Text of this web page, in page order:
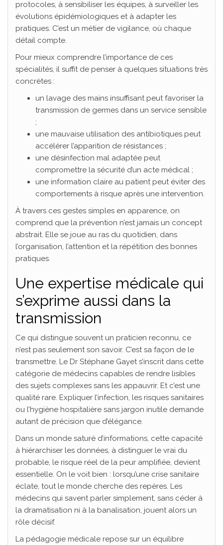
protocoles, à sensibiliser les équipes, à surveiller les
évolutions épidémiologiques et à adapter les
pratiques. C’est un métier de vigilance, où chaque
détail compte.
Pour mieux comprendre l’importance de ces
spécialités, il suffit de penser à quelques situations très
concrètes :
un lavage des mains insuffisant peut favoriser la
transmission de germes dans un service sensible
;
une mauvaise utilisation des antibiotiques peut
accélérer l’apparition de résistances ;
une désinfection mal adaptée peut
compromettre la sécurité d’un acte médical ;
une information claire au patient peut éviter des
comportements à risque après une intervention.
À travers ces gestes simples en apparence, on
comprend que la prévention n’est jamais un concept
abstrait. Elle se joue au ras du quotidien, dans
l’organisation, l’attention et la répétition des bonnes
pratiques.
Une expertise médicale qui
s’exprime aussi dans la
transmission
Ce qui distingue souvent un praticien reconnu, ce
n’est pas seulement son savoir. C’est sa façon de le
transmettre. Le Dr Stéphane Gayet s’inscrit dans cette
catégorie de médecins capables de rendre lisibles
des sujets complexes sans les appauvrir. Et c’est une
qualité rare. Expliquer l’infection, les risques sanitaires
ou l’hygiène hospitalière sans jargon inutile demande
autant de précision que d’élégance.
Dans un monde saturé d’informations, cette capacité
à hiérarchiser les données, à distinguer le vrai du
probable, le risque réel de la peur amplifiée, devient
essentielle. On le voit bien : lorsqu’une crise sanitaire
éclate, tout le monde cherche des repères. Les
médecins qui savent parler simplement, sans céder à
la dramatisation ni à la banalisation, jouent alors un
rôle décisif.
La pédagogie médicale repose sur un équilibre